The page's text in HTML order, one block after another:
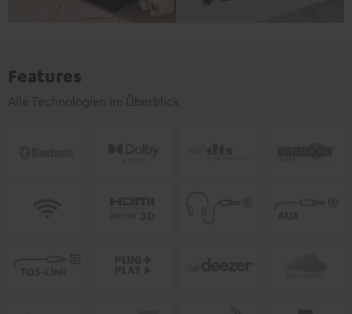
Features
Alle Technologien im Überblick